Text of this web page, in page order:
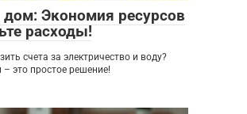
Экономия ресурсов
расходы!
счета за электричество и воду?
это простое решение!